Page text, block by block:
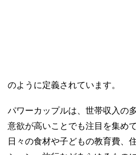
のように定義されています。
パワーカップルは、世帯収入の
意欲が高いことでも注目を集め
日々の食材や子どもの教育費、